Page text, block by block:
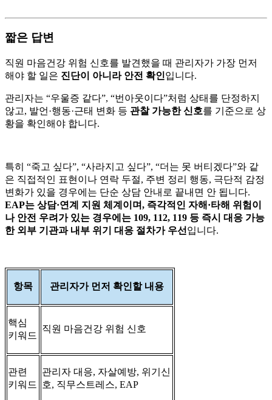
짧은 답변
직원 마음건강 위험 신호를 발견했을 때 관리자가 가장 먼저
해야 할 일은 진단이 아니라 안전 확인입니다.
관리자는 “우울증 같다”, “번아웃이다”처럼 상태를 단정하지
않고, 발언·행동·근태 변화 등 관찰 가능한 신호를 기준으로 상
황을 확인해야 합니다.
특히 “죽고 싶다”, “사라지고 싶다”, “더는 못 버티겠다”와 같
은 직접적인 표현이나 연락 두절, 주변 정리 행동, 극단적 감정
변화가 있을 경우에는 단순 상담 안내로 끝내면 안 됩니다.
EAP는 상담·연계 지원 체계이며, 즉각적인 자해·타해 위험이
나 안전 우려가 있는 경우에는 109, 112, 119 등 즉시 대응 가능
한 외부 기관과 내부 위기 대응 절차가 우선 입니다.
항목 관리자가 먼저 확인할 내용
핵심
키워드
직원 마음건강 위험 신호
관련
키워드
관리자 대응, 자살예방, 위기신
호, 직무스트레스, EAP